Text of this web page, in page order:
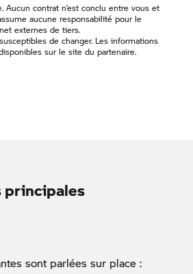
Aucun contrat n’est conclu entre vous et
aucune responsabilité pour le
externes de tiers.
de changer. Les informations
sur le site du partenaire.
principales
sont parlées sur place :